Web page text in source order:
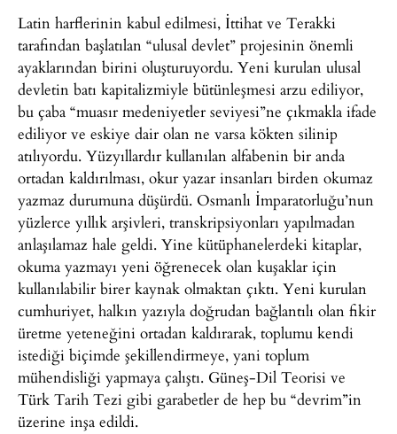
Latin harflerinin kabul edilmesi, İttihat ve Terakki
tarafından başlatılan “ulusal devlet” projesinin önemli
ayaklarından birini oluşturuyordu. Yeni kurulan ulusal
devletin batı kapitalizmiyle bütünleşmesi arzu ediliyor,
bu çaba “muasır medeniyetler seviyesi”ne çıkmakla ifade
ediliyor ve eskiye dair olan ne varsa kökten silinip
atılıyordu. Yüzyıllardır kullanılan alfabenin bir anda
ortadan kaldırılması, okur yazar insanları birden okumaz
yazmaz durumuna düşürdü. Osmanlı İmparatorluğu’nun
yüzlerce yıllık arşivleri, transkripsiyonları yapılmadan
anlaşılamaz hale geldi. Yine kütüphanelerdeki kitaplar,
okuma yazmayı yeni öğrenecek olan kuşaklar için
kullanılabilir birer kaynak olmaktan çıktı. Yeni kurulan
cumhuriyet, halkın yazıyla doğrudan bağlantılı olan fikir
üretme yeteneğini ortadan kaldırarak, toplumu kendi
istediği biçimde şekillendirmeye, yani toplum
mühendisliği yapmaya çalıştı. Güneş-Dil Teorisi ve
Türk Tarih Tezi gibi garabetler de hep bu “devrim”in
üzerine inşa edildi.